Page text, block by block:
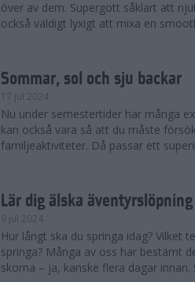
över av dem. Supergott såklart att
också väldigt lyxigt att mixa en
Sommar, sol och sju backar
17 jul 2024
Nu under semestertider har många
kan också vara så att du måste
familjeaktiviteter. Då passar ett
Lär dig älska äventyrslöpning
9 jul 2024
Hur långt ska du springa idag? Vilket
springa? Många av oss har bestämt
skorna – ja, kanske flera dagar innan.